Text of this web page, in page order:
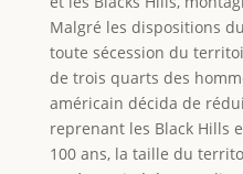
Malgré les dispositions
toute sécession du
de trois quarts des
américain décida de
reprenant les Black Hills
100 ans, la taille du